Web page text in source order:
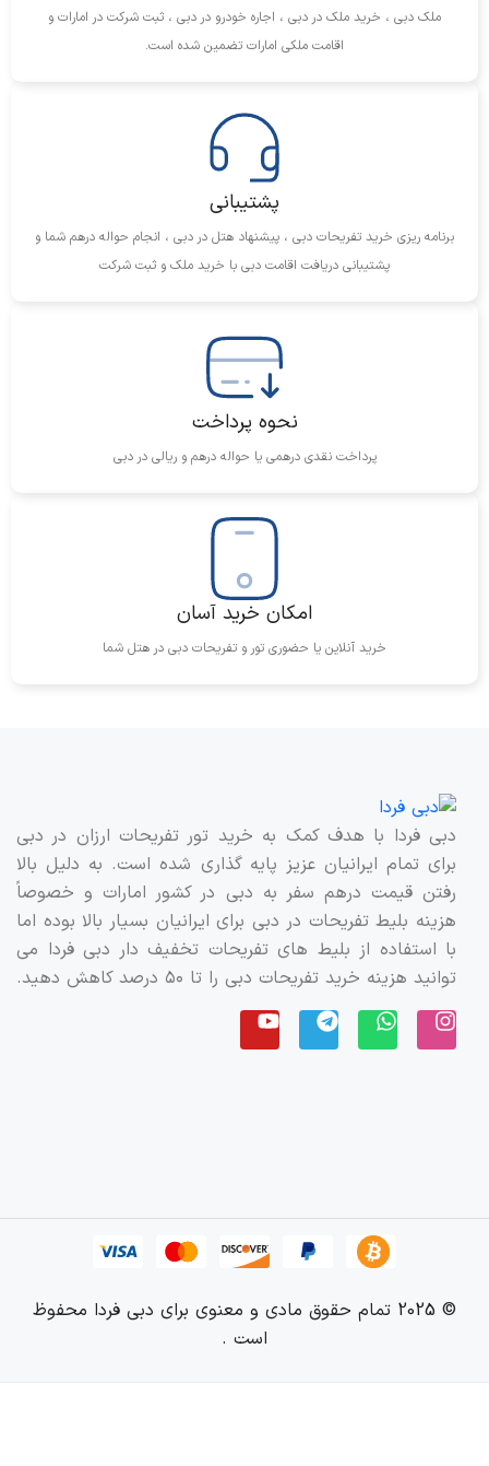
ملک دبی ، خرید ملک در دبی ، اجاره خودرو در دبی ، ثبت شرکت در امارات و
اقامت ملکی امارات تضمین شده است.
پشتیبانی
برنامه ریزی خرید تفریحات دبی ، پیشنهاد هتل در دبی ، انجام حواله درهم شما و
پشتیبانی دریافت اقامت دبی با خرید ملک و ثبت شرکت
نحوه پرداخت
پرداخت نقدی درهمی یا حواله درهم و ریالی در دبی
امکان خرید آسان
خرید آنلاین یا حضوری تور و تفریحات دبی در هتل شما
دبی فردا با هدف کمک به خرید تور تفریحات ارزان در دبی
برای تمام ایرانیان عزیز پایه گذاری شده است. به دلیل بالا
رفتن قیمت درهم سفر به دبی در کشور امارات و خصوصاً
هزینه بلیط تفریحات در دبی برای ایرانیان بسیار بالا بوده اما
با استفاده از بلیط های تفریحات تخفیف دار دبی فردا می
توانید هزینه خرید تفریحات دبی را تا ۵۰ درصد کاهش دهید.
© 2025 تمام حقوق مادی و معنوی برای دبی فردا محفوظ
است .